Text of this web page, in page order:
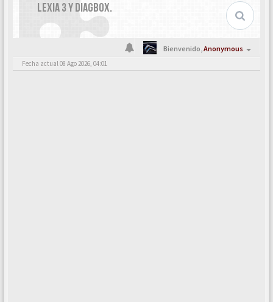
LEXIA 3 Y DIAGBOX.
Bienvenido,Anonymous
Fecha actual 08 Ago 2026, 04:01